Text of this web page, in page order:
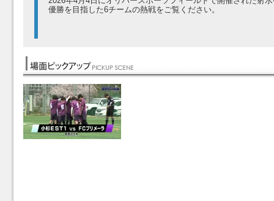
優勝を目指した6チームの熱戦をご覧ください。